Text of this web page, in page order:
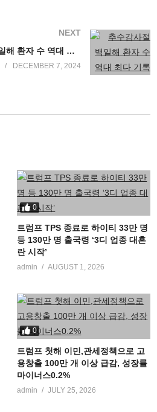
NEXT
추수감사절 백일해 환자 수 역대 최다 기록
DECEMBER 7, 2024
0
트럼프 TPS 종료로 하이티 33만 명
등 130만 명 출국령 ‘3디 업종 대혼
란 시작’
admin AUGUST 1, 2026
0
트럼프 첫해 이민,관세정책으로 고
용창출 100만 개 이상 급감, 성장률
마이너스0.2%
admin JULY 25, 2026